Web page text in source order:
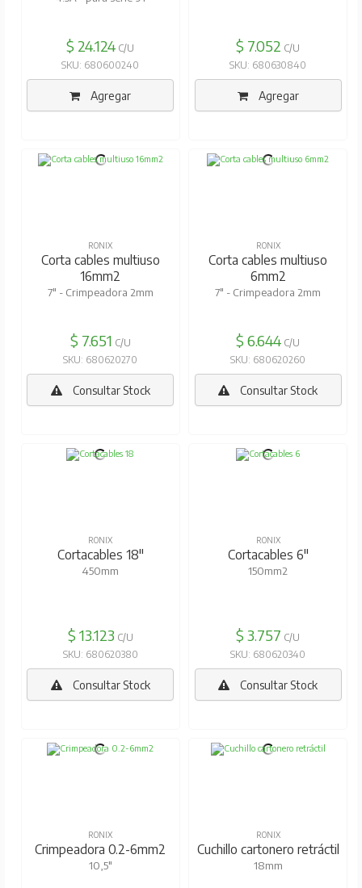
$ 24.124 C/U
SKU: 680600240
Agregar
$ 7.052 C/U
SKU: 680630840
Agregar
RONIX
Corta cables multiuso
16mm2
7" - Crimpeadora 2mm
$ 7.651 C/U
SKU: 680620270
Consultar Stock
RONIX
Corta cables multiuso
6mm2
7" - Crimpeadora 2mm
$ 6.644 C/U
SKU: 680620260
Consultar Stock
RONIX
Cortacables 18"
450mm
$ 13.123 C/U
SKU: 680620380
Consultar Stock
RONIX
Cortacables 6"
150mm2
$ 3.757 C/U
SKU: 680620340
Consultar Stock
RONIX
Crimpeadora 0.2-6mm2
10,5"
RONIX
Cuchillo cartonero retráctil
18mm